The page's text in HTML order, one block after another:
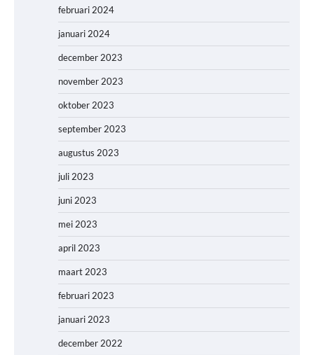
februari 2024
januari 2024
december 2023
november 2023
oktober 2023
september 2023
augustus 2023
juli 2023
juni 2023
mei 2023
april 2023
maart 2023
februari 2023
januari 2023
december 2022